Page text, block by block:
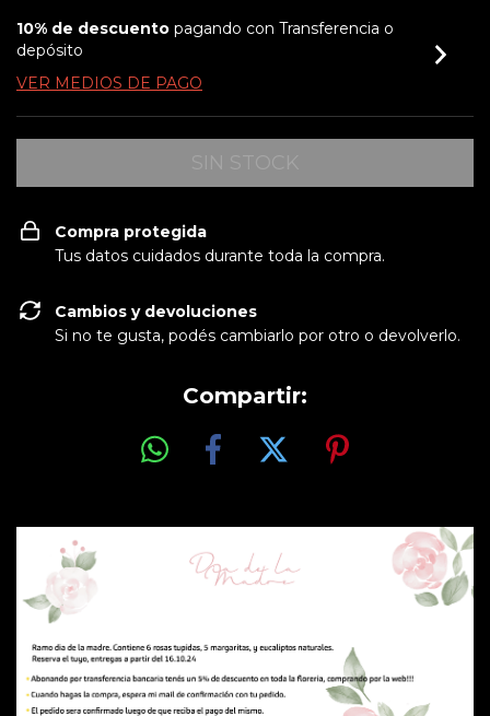
10% de descuento pagando con Transferencia o
depósito
VER MEDIOS DE PAGO
Compra protegida
Tus datos cuidados durante toda la compra.
Cambios y devoluciones
Si no te gusta, podés cambiarlo por otro o devolverlo.
Compartir: